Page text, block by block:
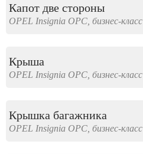
Капот две стороны
OPEL Insignia OPC, бизнес-класс
Крыша
OPEL Insignia OPC, бизнес-класс
Крышка багажника
OPEL Insignia OPC, бизнес-класс